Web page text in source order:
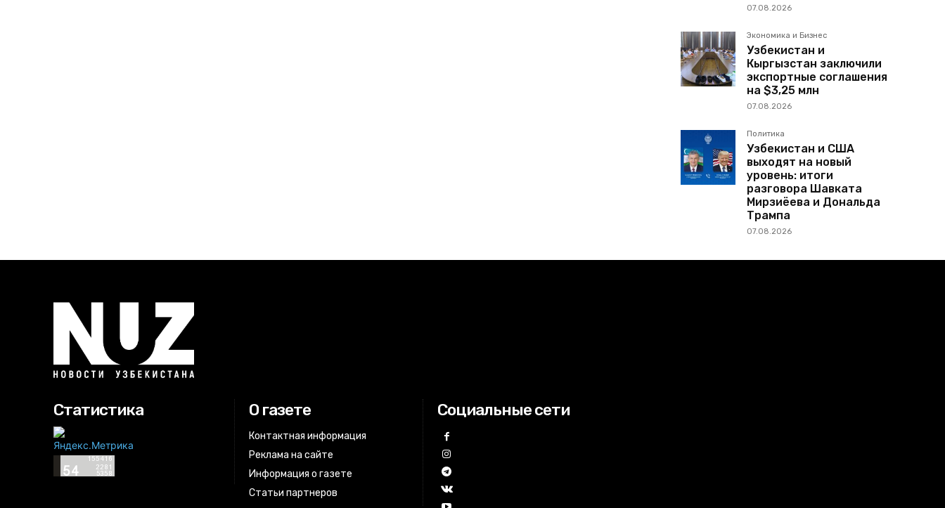
07.08.2026
Экономика и Бизнес
Узбекистан и
Кыргызстан заключили
экспортные соглашения
на $3,25 млн
07.08.2026
Политика
Узбекистан и США
выходят на новый
уровень: итоги
разговора Шавката
Мирзиёева и Дональда
Трампа
07.08.2026
Статистика О газете
Контактная информация
Реклама на сайте
Информация о газете
Статьи партнеров
Социальные сети